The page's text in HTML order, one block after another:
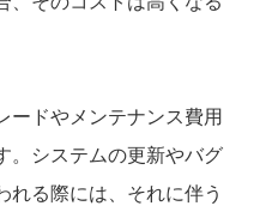
ードやメンテナンス費用
。システムの更新やバグ
れる際には、それに伴う